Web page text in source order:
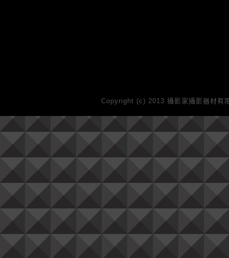
Copyright (c) 2013 攝影家攝影器材